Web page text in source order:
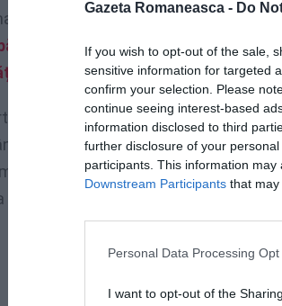
Gazeta Romaneasca - Do
If you wish to opt-out of the sale,
sensitive information for targeted
confirm your selection. Please
continue seeing interest-based
information disclosed to third
further disclosure of your
participants. This information
Downstream Participants that may
Personal Data Processing
I want to opt-out of the
știe nimic de aproximativ două
Petran Maftei, un cioban român
cu intenția de a lua trenul către
Din acel moment s-au pierdut
face apel disperat și preocupant
când se rupe legătura cu ei.